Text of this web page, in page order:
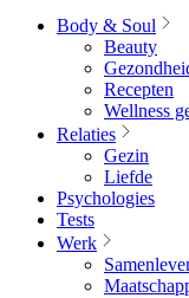
Body & Soul
Beauty
Recepten
Wellness
Relaties
Gezin
Liefde
Psychologies
Tests
Werk